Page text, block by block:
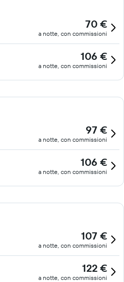
70 €
a notte, con commissioni
106 €
a notte, con commissioni
97 €
a notte, con commissioni
106 €
a notte, con commissioni
107 €
a notte, con commissioni
122 €
a notte, con commissioni